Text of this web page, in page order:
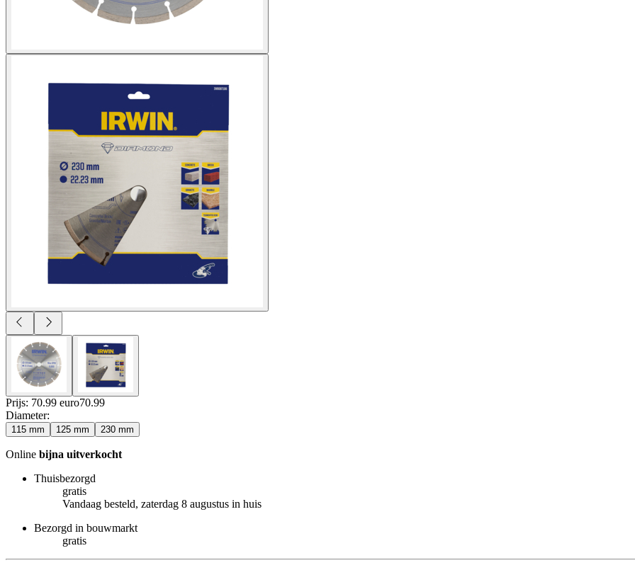
Prijs: 70.99 euro70.99
Diameter:
115 mm 125 mm 230 mm
Online bijna uitverkocht
Thuisbezorgd
gratis
Vandaag besteld, zaterdag 8 augustus in huis
Bezorgd in bouwmarkt
gratis